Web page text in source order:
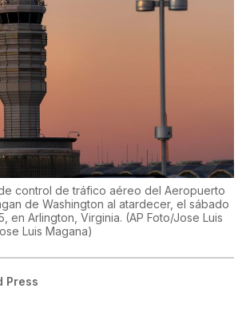
control de tráfico aéreo del Aeropuerto
de Washington al atardecer, el sábado
en Arlington, Virginia. (AP Foto/Jose Luis
Luis Magana)
Press